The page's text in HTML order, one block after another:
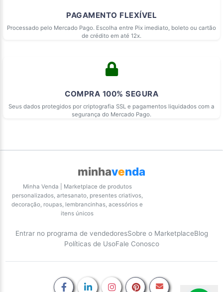
PAGAMENTO FLEXÍVEL
Processado pelo Mercado Pago. Escolha entre Pix imediato, boleto ou cartão
de crédito em até 12x.
COMPRA 100% SEGURA
Seus dados protegidos por criptografia SSL e pagamentos liquidados com a
segurança do Mercado Pago.
minhavenda
Minha Venda | Marketplace de produtos
personalizados, artesanato, presentes criativos,
decoração, roupas, lembrancinhas, acessórios e
itens únicos
Entrar no programa de vendedoresSobre o MarketplaceBlog
Políticas de UsoFale Conosco